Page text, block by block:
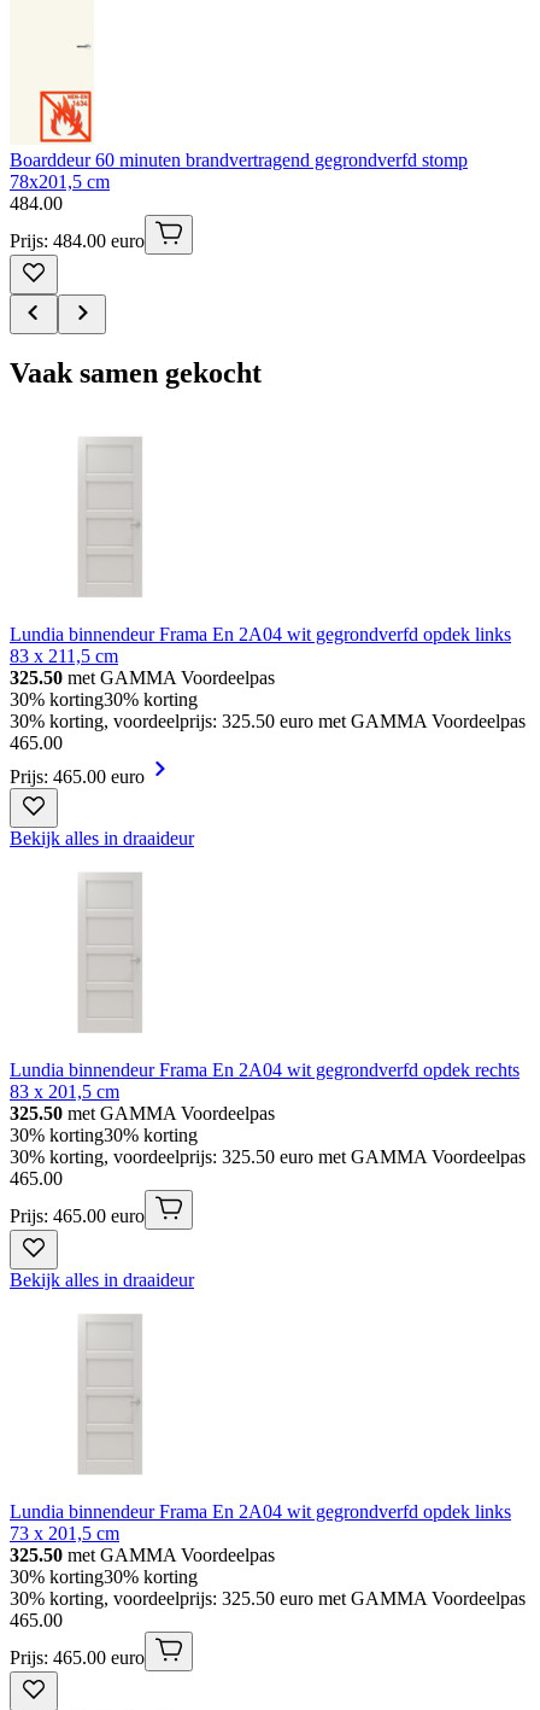
Boarddeur 60 minuten brandvertragend gegrondverfd stomp
78x201,5 cm
484.00
Prijs: 484.00 euro
Vaak samen gekocht
Lundia binnendeur Frama En 2A04 wit gegrondverfd opdek links
83 x 211,5 cm
325.50 met GAMMA Voordeelpas
30% korting30% korting
30% korting, voordeelprijs: 325.50 euro met GAMMA Voordeelpas
465.00
Prijs: 465.00 euro
Bekijk alles in draaideur
Lundia binnendeur Frama En 2A04 wit gegrondverfd opdek rechts
83 x 201,5 cm
325.50 met GAMMA Voordeelpas
30% korting30% korting
30% korting, voordeelprijs: 325.50 euro met GAMMA Voordeelpas
465.00
Prijs: 465.00 euro
Bekijk alles in draaideur
Lundia binnendeur Frama En 2A04 wit gegrondverfd opdek links
73 x 201,5 cm
325.50 met GAMMA Voordeelpas
30% korting30% korting
30% korting, voordeelprijs: 325.50 euro met GAMMA Voordeelpas
465.00
Prijs: 465.00 euro